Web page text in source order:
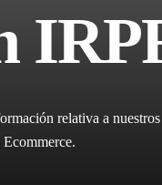
relativa a nuestros